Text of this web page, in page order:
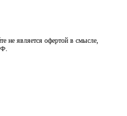
не является офертой в смысле,